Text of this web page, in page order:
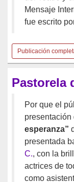
Mensaje
fue escrito
Publicación
Pastorela
Por que el
presentación
esperanza”
presentada
C., con la
actrices de
como